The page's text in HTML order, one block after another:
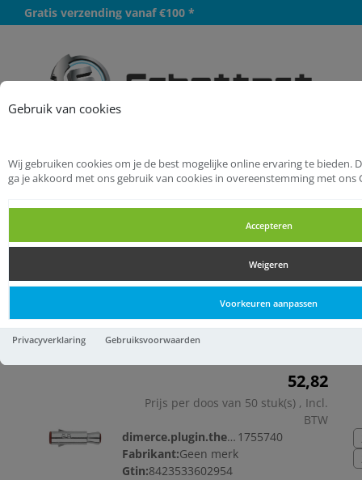
Gebruik van cookies
Wij gebruiken cookies om je de best mogelijke online ervaring te bieden.
ga je akkoord met ons gebruik van cookies in overeenstemming met ons
Accepteren
Weigeren
Voorkeuren aanpassen
Privacyverklaring Gebruiksvoorwaarden
Gratis verzending vanaf €100 *
Startpagina
Bevestigingsmaterialen
Bouwverankering
Keilhulzen
Keilhulzen
Keilhulzen
Index HI-CA keilanker M
52,82
Prijs per doos van 50 stuk(s) , Incl.
BTW
dimerce.plugin.theme.productnr: 1755740
Fabrikant:Geen merk
Gtin:8423533602954